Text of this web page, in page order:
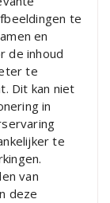
te
en
de inhoud
te
Dit kan niet
in
te
van
deze